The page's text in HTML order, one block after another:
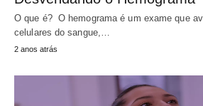
O que é? O hemograma é um exame que
celulares do sangue,…
2 anos atrás